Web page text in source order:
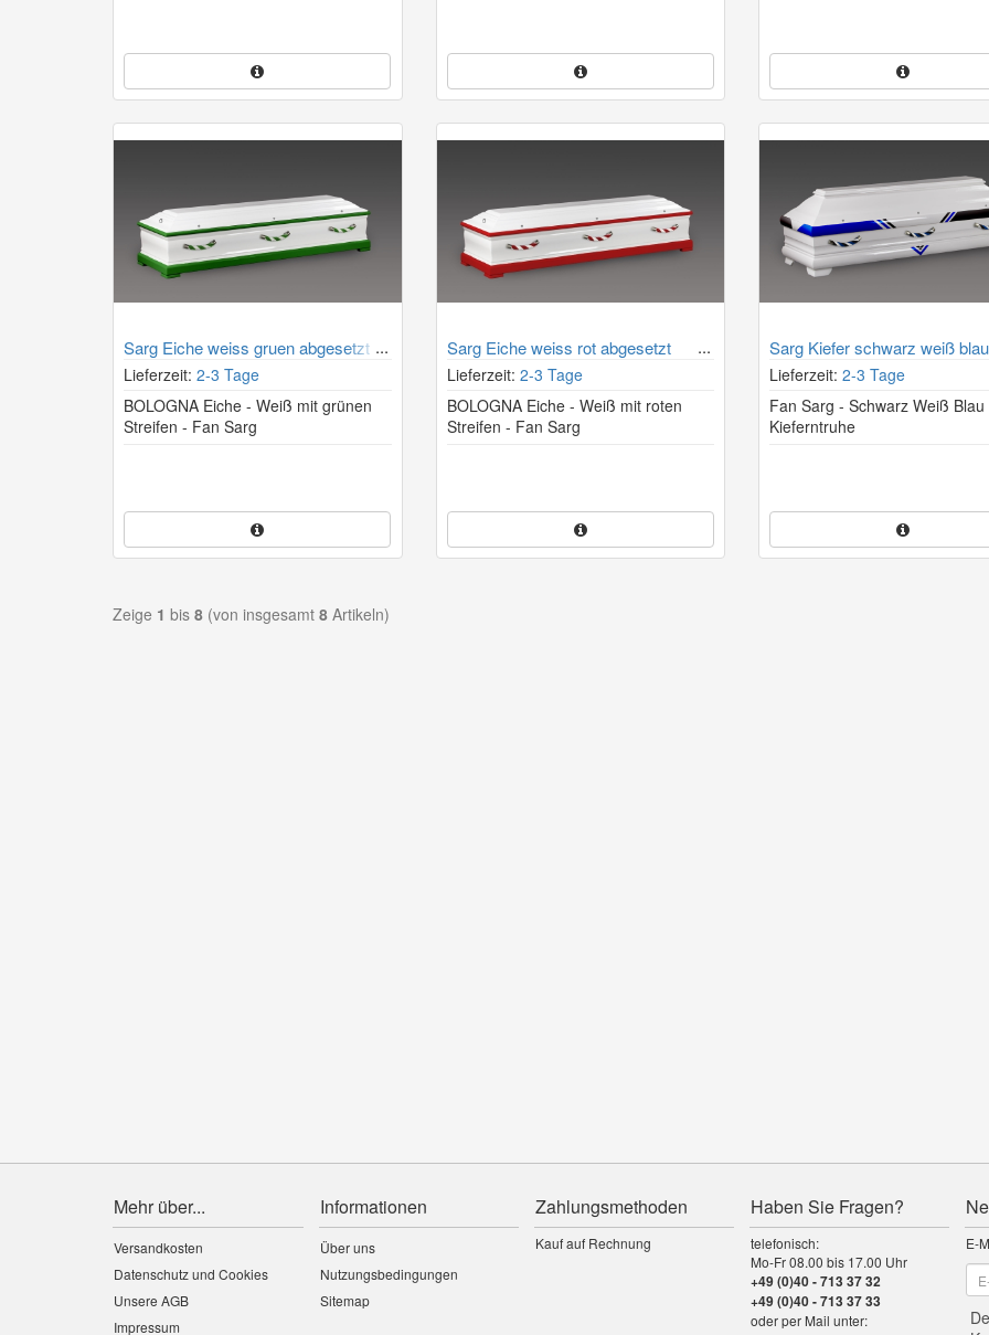
Sarg Eiche weiss gruen abgesetzt
Lieferzeit: 2-3 Tage
BOLOGNA Eiche - Weiß mit grünen
Streifen - Fan Sarg
Sarg Eiche weiss rot abgesetzt
Lieferzeit: 2-3 Tage
BOLOGNA Eiche - Weiß mit roten
Streifen - Fan Sarg
Sarg Kiefer schwarz weiß blau
Lieferzeit: 2-3 Tage
Fan Sarg - Schwarz Weiß Blau
Kieferntruhe
Zeige 1 bis 8 (von insgesamt 8 Artikeln)
Mehr über...
Versandkosten
Datenschutz und Cookies
Unsere AGB
Impressum
Informationen
Über uns
Nutzungsbedingungen
Sitemap
Zahlungsmethoden
Kauf auf Rechnung
Haben Sie Fragen?
telefonisch:
Mo-Fr 08.00 bis 17.00 Uhr
+49 (0)40 - 713 37 32
+49 (0)40 - 713 37 33
oder per Mail unter:
E-